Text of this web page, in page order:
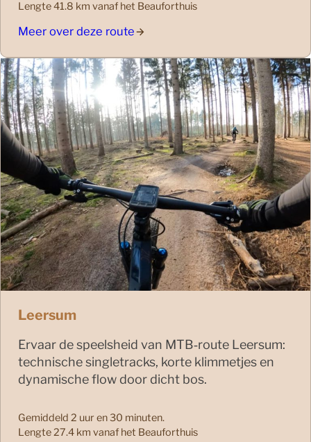
Lengte 41.8 km vanaf het Beauforthuis
Meer over deze route
Leersum
Ervaar de speelsheid van MTB‑route Leersum:
technische singletracks, korte klimmetjes en
dynamische flow door dicht bos.
Gemiddeld 2 uur en 30 minuten.
Lengte 27.4 km vanaf het Beauforthuis